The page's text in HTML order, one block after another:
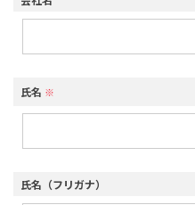
氏名 ※
氏名（フリガナ）